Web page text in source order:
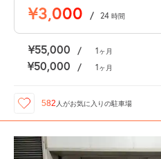
¥3,000 / 24 時間
¥55,000 / 1ヶ月
¥50,000 / 1ヶ月
582 人がお気に入りの駐車場